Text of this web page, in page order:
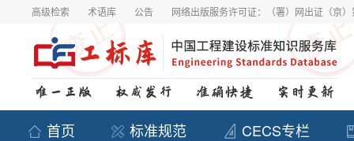
高级检索 术语库 公告 网络出版服务许可证：（署）网出证（京
首页 标准规范 CECS专栏